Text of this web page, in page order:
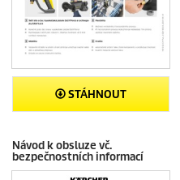
STÁHNOUT
Návod k obsluze vč.
bezpečnostních informací